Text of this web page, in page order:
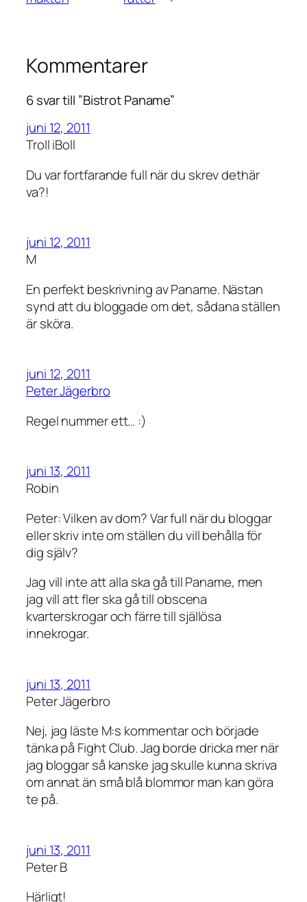
Kommentarer
6 svar till ”Bistrot Paname”
juni 12, 2011
Troll iBoll
Du var fortfarande full när du skrev dethär
va?!
juni 12, 2011
M
En perfekt beskrivning av Paname. Nästan
synd att du bloggade om det, sådana ställen
är sköra.
juni 12, 2011
Peter Jägerbro
Regel nummer ett… :)
juni 13, 2011
Robin
Peter: Vilken av dom? Var full när du bloggar
eller skriv inte om ställen du vill behålla för
dig själv?
Jag vill inte att alla ska gå till Paname, men
jag vill att fler ska gå till obscena
kvarterskrogar och färre till själlösa
innekrogar.
juni 13, 2011
Peter Jägerbro
Nej, jag läste M:s kommentar och började
tänka på Fight Club. Jag borde dricka mer när
jag bloggar så kanske jag skulle kunna skriva
om annat än små blå blommor man kan göra
te på.
juni 13, 2011
Peter B
Härligt!